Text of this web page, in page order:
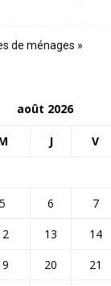
de ménages »
août 2026
J V
5 6 7
13 14
20 21